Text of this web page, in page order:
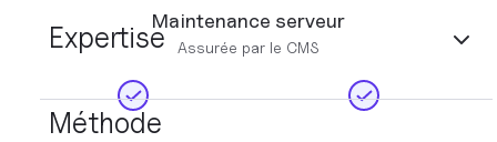
Expertise
Méthode
Maintenance serveur
Assurée par le CMS